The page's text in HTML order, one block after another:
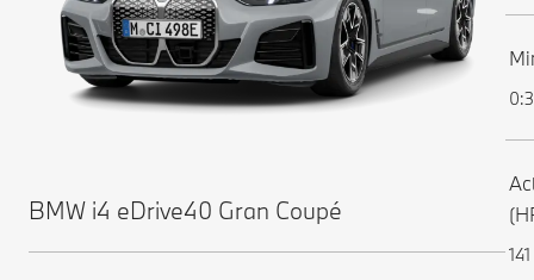
BMW i4 eDrive40 Gran Coupé